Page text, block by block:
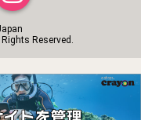
Reserved.